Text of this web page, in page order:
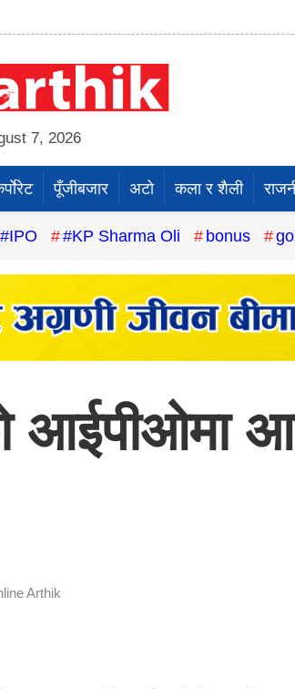
7, 2026
पूँजीबजार अटो कला र शैली
#IPO #KP Sharma Oli bonus
आईपीओमा
Arthik